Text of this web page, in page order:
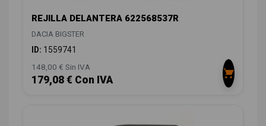
REJILLA DELANTERA 622568537R
DACIA BIGSTER
ID: 1559741
148,00 € Sin IVA
179,08 € Con IVA